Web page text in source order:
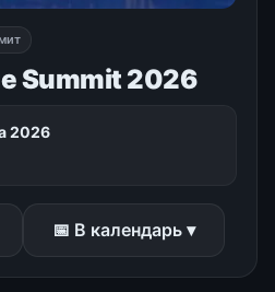
Summit 2026
2026
📅 В календарь ▾